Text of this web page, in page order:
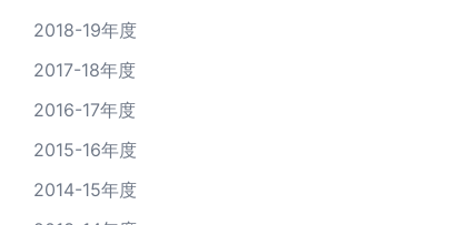
2018-19年度
2017-18年度
2016-17年度
2015-16年度
2014-15年度